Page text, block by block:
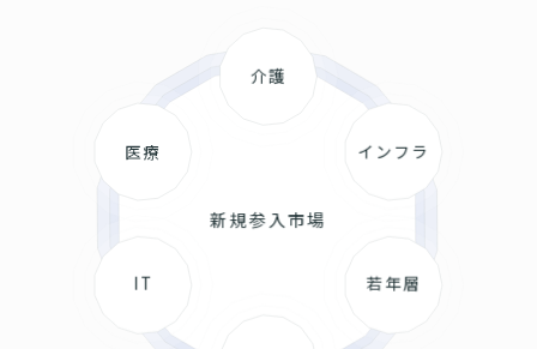
新規参入市場
介護
インフラ
若年層
IT
医療